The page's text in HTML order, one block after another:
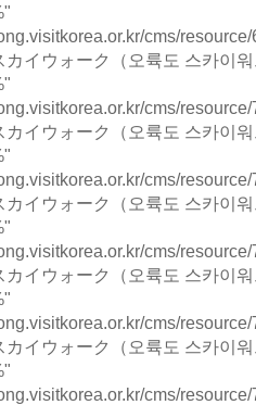
cms/
カイウォーク（오륙도 스카이
cms/
カイウォーク（오륙도 스카이
cms/
カイウォーク（오륙도 스카이
cms/
カイウォーク（오륙도 스카이
cms/
カイウォーク（오륙도 스카이
cms/